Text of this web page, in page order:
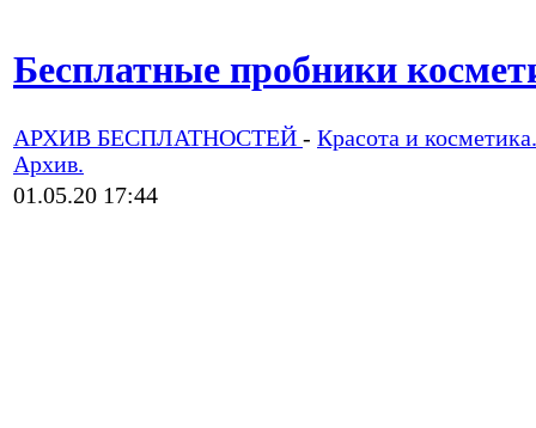
Бесплатные пробники
АРХИВ БЕСПЛАТНОСТЕЙ - Красота и косметика.
Архив.
01.05.20 17:44